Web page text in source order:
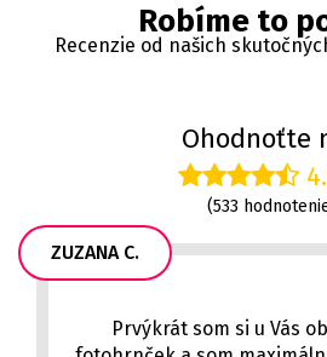
Robíme to
Recenzie od našich
Ohodnoťte
(533
ZUZANA C.
Prvýkrát som si u Vás